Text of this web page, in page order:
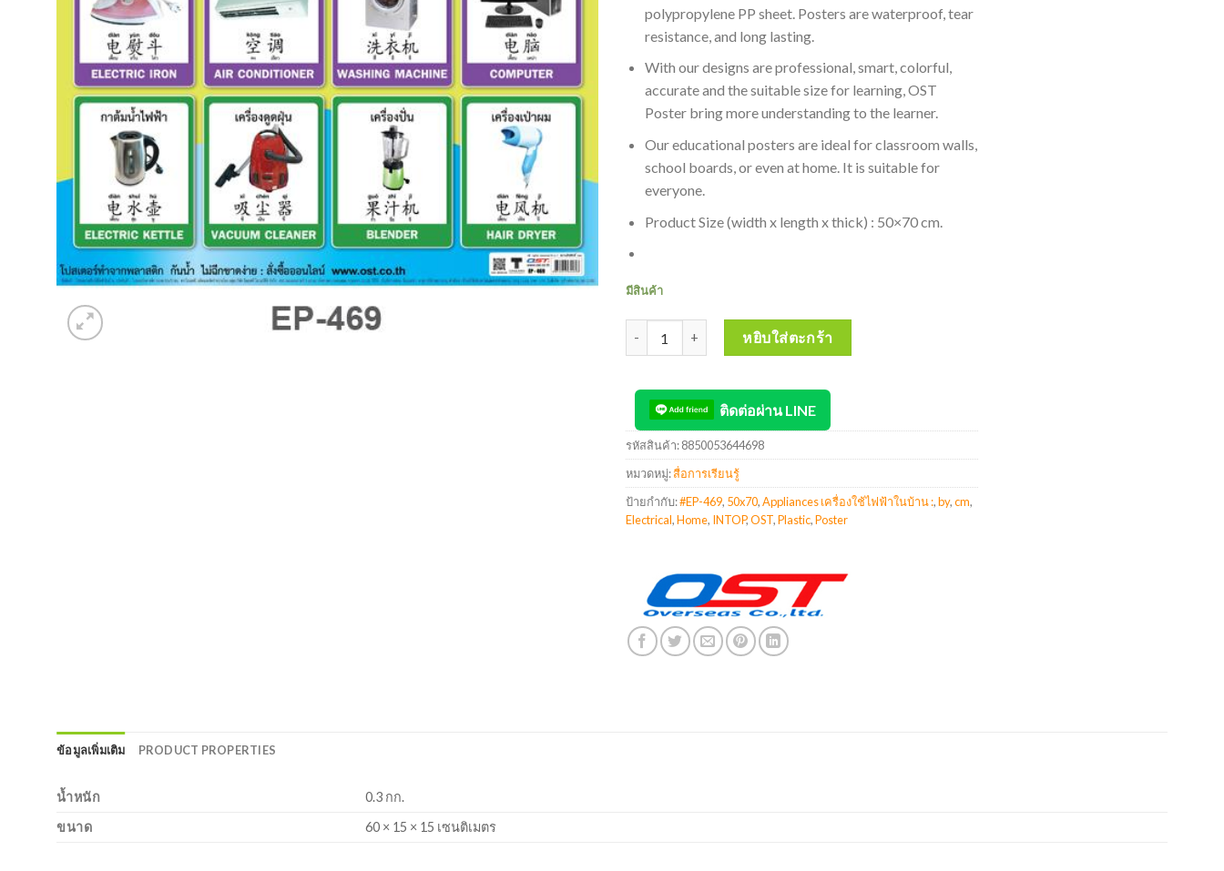
polypropylene PP sheet. Posters are waterproof, tear
resistance, and long lasting.
With our designs are professional, smart, colorful,
accurate and the suitable size for learning, OST
Poster bring more understanding to the learner.
Our educational posters are ideal for classroom walls,
school boards, or even at home. It is suitable for
everyone.
Product Size (width x length x thick) : 50×70 cm.
มีสินค้า
จำนวน INTOP By OST Plastic Poster Home Electrical Appliances เครื่องใช้ไฟฟ้าในบ้าน : 50x70 Cm
หยิบใส่ตะกร้า
ติดต่อผ่าน LINE
รหัสสินค้า:8850053644698
หมวดหมู่:สื่อการเรียนรู้
ป้ายกำกับ:#EP-469, 50x70,Appliances เครื่องใช้ไฟฟ้าในบ้าน :,by,cm,
Electrical,Home, INTOP,OST,Plastic,Poster
ข้อมูลเพิ่มเติม PRODUCT PROPERTIES
น้ำหนัก
0.3 กก.
ขนาด
60 × 15 × 15 เซนติเมตร